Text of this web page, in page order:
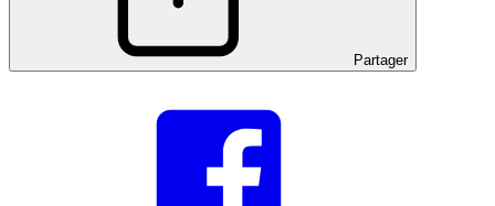
Partager